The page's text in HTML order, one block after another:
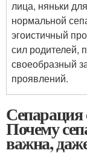
лица, няньки
нормальной
эгоистичный
сил родителей,
своеобразный
проявлений.
Сепарация
Почему
важна,